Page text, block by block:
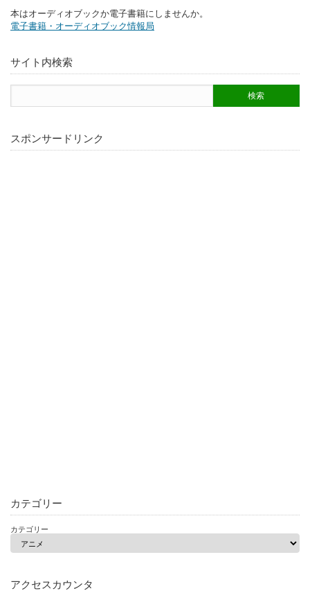
本はオーディオブックか電子書籍にしませんか。
電子書籍・オーディオブック情報局
サイト内検索
スポンサードリンク
カテゴリー
カテゴリー
アクセスカウンタ